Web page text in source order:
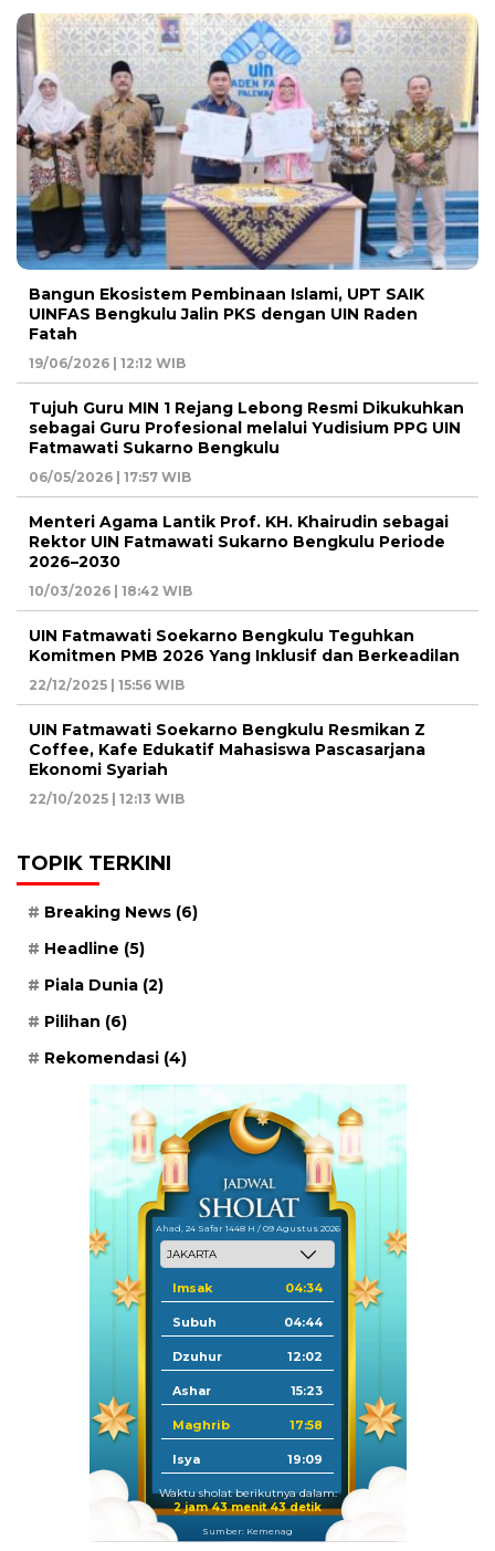
Bangun Ekosistem Pembinaan Islami, UPT SAIK
UINFAS Bengkulu Jalin PKS dengan UIN Raden
Fatah
19/06/2026 | 12:12 WIB
Tujuh Guru MIN 1 Rejang Lebong Resmi Dikukuhkan
sebagai Guru Profesional melalui Yudisium PPG UIN
Fatmawati Sukarno Bengkulu
06/05/2026 | 17:57 WIB
Menteri Agama Lantik Prof. KH. Khairudin sebagai
Rektor UIN Fatmawati Sukarno Bengkulu Periode
2026–2030
10/03/2026 | 18:42 WIB
UIN Fatmawati Soekarno Bengkulu Teguhkan
Komitmen PMB 2026 Yang Inklusif dan Berkeadilan
22/12/2025 | 15:56 WIB
UIN Fatmawati Soekarno Bengkulu Resmikan Z
Coffee, Kafe Edukatif Mahasiswa Pascasarjana
Ekonomi Syariah
22/10/2025 | 12:13 WIB
TOPIK TERKINI
Breaking News (6)
Headline (5)
Piala Dunia (2)
Pilihan (6)
Rekomendasi (4)
Ahad, 24 Safar 1448 H / 09 Agustus 2026
Imsak 04:34
Subuh 04:44
Dzuhur 12:02
Ashar 15:23
Maghrib 17:58
Isya 19:09
Waktu sholat berikutnya dalam:
2 jam 43 menit 42 detik
Sumber: Kemenag